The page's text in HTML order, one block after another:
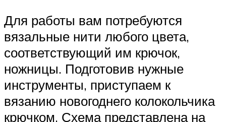
Для работы вам потребуются
вязальные нити любого цвета,
соответствующий им крючок,
ножницы. Подготовив нужные
инструменты, приступаем к
вязанию новогоднего колокольчика
крючком. Схема представлена на